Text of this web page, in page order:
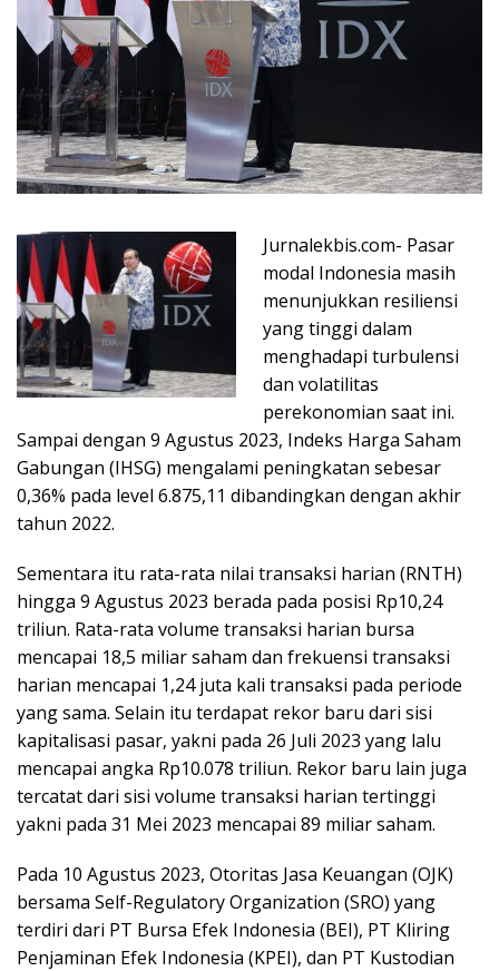
Jurnalekbis.com- Pasar
modal Indonesia masih
menunjukkan resiliensi
yang tinggi dalam
menghadapi turbulensi
dan volatilitas
perekonomian saat ini.
Sampai dengan 9 Agustus 2023, Indeks Harga Saham
Gabungan (IHSG) mengalami peningkatan sebesar
0,36% pada level 6.875,11 dibandingkan dengan akhir
tahun 2022.
Sementara itu rata-rata nilai transaksi harian (RNTH)
hingga 9 Agustus 2023 berada pada posisi Rp10,24
triliun. Rata-rata volume transaksi harian bursa
mencapai 18,5 miliar saham dan frekuensi transaksi
harian mencapai 1,24 juta kali transaksi pada periode
yang sama. Selain itu terdapat rekor baru dari sisi
kapitalisasi pasar, yakni pada 26 Juli 2023 yang lalu
mencapai angka Rp10.078 triliun. Rekor baru lain juga
tercatat dari sisi volume transaksi harian tertinggi
yakni pada 31 Mei 2023 mencapai 89 miliar saham.
Pada 10 Agustus 2023, Otoritas Jasa Keuangan (OJK)
bersama Self-Regulatory Organization (SRO) yang
terdiri dari PT Bursa Efek Indonesia (BEI), PT Kliring
Penjaminan Efek Indonesia (KPEI), dan PT Kustodian